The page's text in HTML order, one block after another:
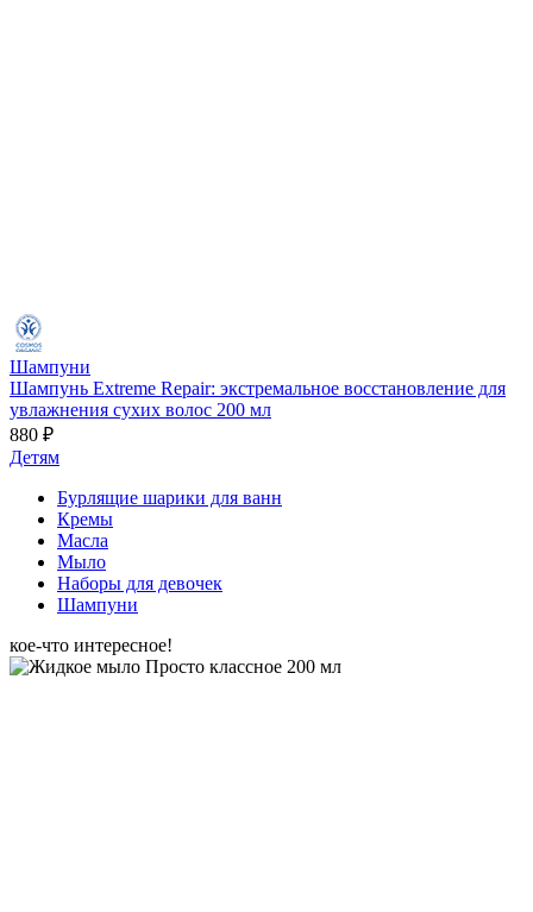
Шампуни
Шампунь Extreme Repair: экстремальное восстановление для
увлажнения сухих волос 200 мл
880 ₽
Детям
Бурлящие шарики для ванн
Кремы
Масла
Мыло
Наборы для девочек
Шампуни
кое-что интересное!